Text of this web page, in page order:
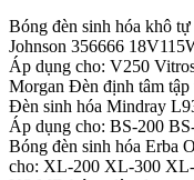
Bóng đèn sinh hóa khô
Johnson 356666
Áp dụng cho: V250
Morgan Đèn định tâm
Đèn sinh hóa Mindray
Áp dụng cho: BS-200
Bóng đèn sinh hóa Erba
cho: XL-200 XL-300